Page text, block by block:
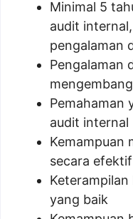
Minimal 5
audit
pengalaman
Pengalaman
Pemahaman
audit internal
Kemampuan
secara efektif
yang baik